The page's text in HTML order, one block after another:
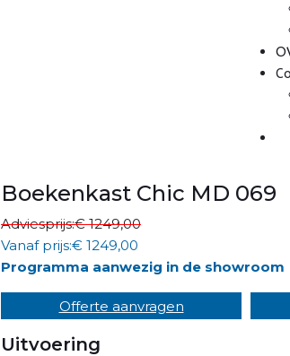
Boekenkast Chic MD 069
Adviesprijs:€ 1249,00
Vanaf prijs:€ 1249,00
Programma aanwezig in de showroom
Offerte aanvragen
Uitvoering